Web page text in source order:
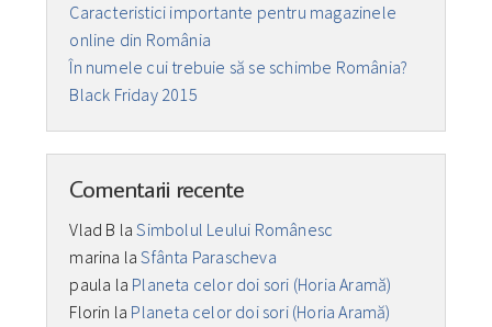
Caracteristici importante pentru magazinele
online din România
În numele cui trebuie să se schimbe România?
Black Friday 2015
Comentarii recente
Vlad B laSimbolul Leului Românesc
marina laSfânta Parascheva
paula la Planeta celor doi sori (Horia Aramă)
Florin la Planeta celor doi sori (Horia Aramă)